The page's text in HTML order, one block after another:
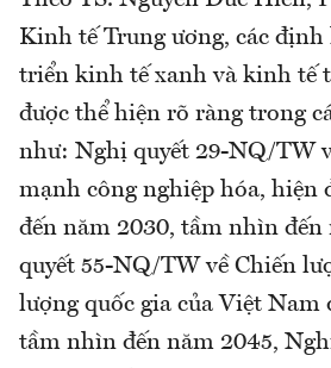
Kinh tế Trung ương, các định
triển kinh tế xanh và kinh tế
được thể hiện rõ ràng trong
như: Nghị quyết 29-NQ/TW
mạnh công nghiệp hóa, hiện
đến năm 2030, tầm nhìn
quyết 55-NQ/TW về Chiến
lượng quốc gia của Việt Nam
tầm nhìn đến năm 2045,